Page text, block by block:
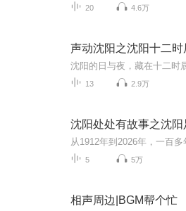
20 4.6万
声动沈阳之沈阳十二时
13 2.9万
沈阳处处有故事之沈阳
5 5万
相声周边|BGM帮个忙